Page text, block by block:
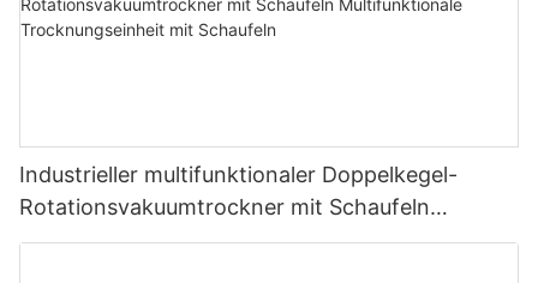
Industrieller multifunktionaler Doppelkegel-
Rotationsvakuumtrockner mit Schaufeln
Multifunktionale Trocknungseinheit mit